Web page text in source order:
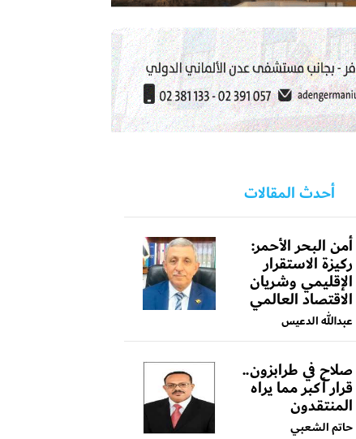
أحدث المقالات
أمن البحر الأحمر:
ركيزة الاستقرار
الإقليمي وشريان
الاقتصاد العالمي
عبدالله الدعيس
صلاح في طرابزون..
قرار أكبر مما يراه
المنتقدون
حاتم الشعبي